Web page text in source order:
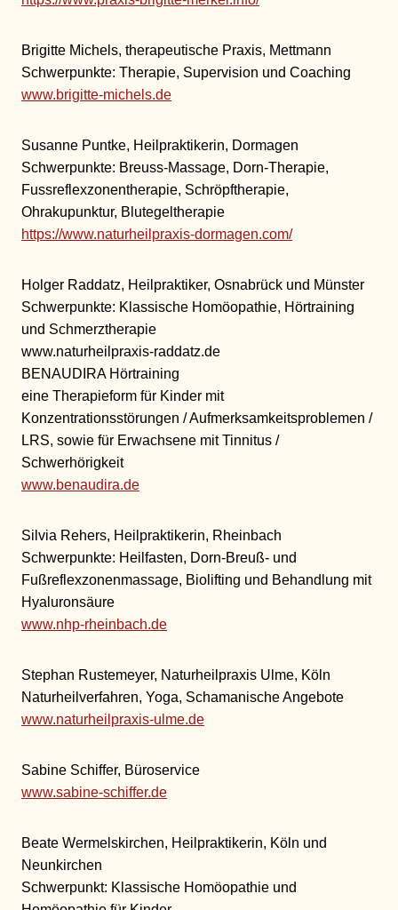
Brigitte Michels, therapeutische Praxis, Mettmann
Schwerpunkte: Therapie, Supervision und Coaching
www.brigitte-michels.de
Susanne Puntke, Heilpraktikerin, Dormagen
Schwerpunkte: Breuss-Massage, Dorn-Therapie,
Fussreflexzonentherapie, Schröpftherapie,
Ohrakupunktur, Blutegeltherapie
https://www.naturheilpraxis-dormagen.com/
Holger Raddatz, Heilpraktiker, Osnabrück und Münster
Schwerpunkte: Klassische Homöopathie, Hörtraining
und Schmerztherapie
www.naturheilpraxis-raddatz.de
BENAUDIRA Hörtraining
eine Therapieform für Kinder mit
Konzentrationsstörungen / Aufmerksamkeitsproblemen /
LRS, sowie für Erwachsene mit Tinnitus /
Schwerhörigkeit
www.benaudira.de
Silvia Rehers, Heilpraktikerin, Rheinbach
Schwerpunkte: Heilfasten, Dorn-Breuß- und
Fußreflexzonenmassage, Biolifting und Behandlung mit
Hyaluronsäure
www.nhp-rheinbach.de
Stephan Rustemeyer, Naturheilpraxis Ulme, Köln
Naturheilverfahren, Yoga, Schamanische Angebote
www.naturheilpraxis-ulme.de
Sabine Schiffer, Büroservice
www.sabine-schiffer.de
Beate Wermelskirchen, Heilpraktikerin, Köln und
Neunkirchen
Schwerpunkt: Klassische Homöopathie und